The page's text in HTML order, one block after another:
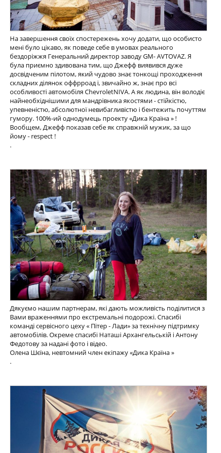
На завершення своїх спостережень хочу додати, що особисто
мені було цікаво, як поведе себе в умовах реального
бездоріжжя Генеральний директор заводу GM- AVTOVAZ. Я
була приємно здивована тим, що Джефф виявився дуже
досвідченим пілотом, який чудово знає тонкощі проходження
складних ділянок оффрроад і, звичайно ж, знає про всі
особливості автомобіля ChevroletNIVA. А як людина, він володіє
найнеобхіднішими для мандрівника якостями - стійкістю,
упевненістю, абсолютної невибагливістю і бентежить почуттям
гумору. 100%-ий однодумець проекту «Дика Країна » !
Вообщем, Джефф показав себе як справжній мужик, за що
йому - respect !
.
Дякуємо нашим партнерам, які дають можливість поділитися з
Вами враженнями про екстремальні подорожі. Спасибі
команді сервісного цеху « Пітер - Лади» за технічну підтримку
автомобілів. Окреме спасибі Наташі Архангельській і Антону
Федотову за надані фото і відео.
Олена Шєїна, невтомний член екіпажу «Дика Країна »
.